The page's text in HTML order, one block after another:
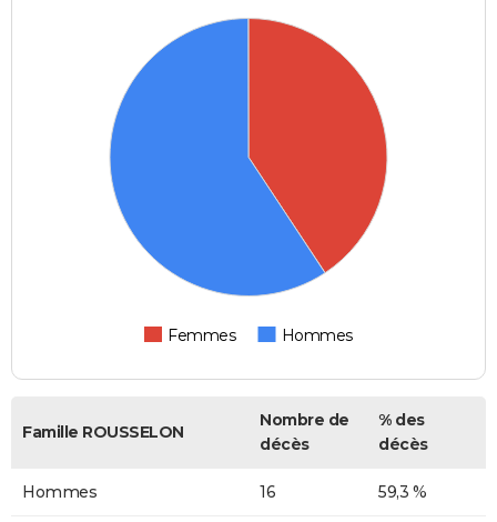
Femmes Hommes
Famille ROUSSELON
Nombre de
décès
% des
décès
Hommes 16 59,3 %